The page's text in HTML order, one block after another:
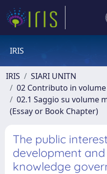
IRIS
IRIS
SIARI UNITN
02 Contributo in
02.1 Saggio su volume
(Essay or Book Chapter)
The public
development
knowledge